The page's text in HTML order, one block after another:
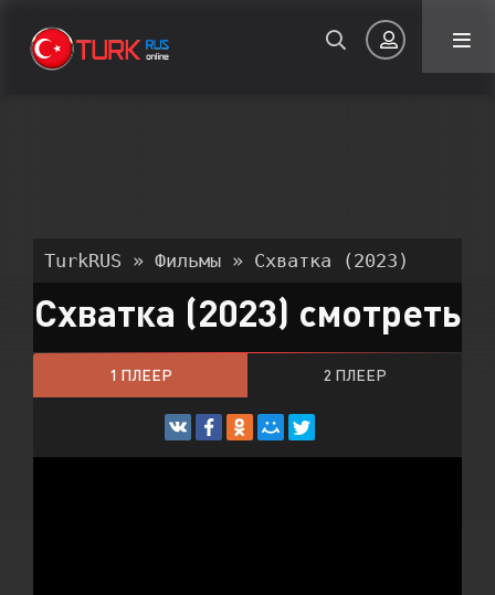
Запомнить
Восстановить пароль
TurkRUS » Фильмы » Схватка (2023)
Схватка (2023) смотреть
1 ПЛЕЕР 2 ПЛЕЕР